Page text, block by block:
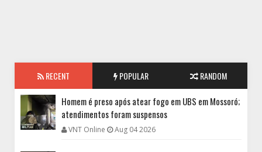
RECENT POPULAR RANDOM
Homem é preso após atear fogo em UBS em Mossoró;
atendimentos foram suspensos
VNT Online Aug 04 2026